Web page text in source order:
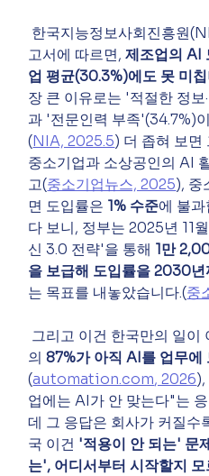
한국지능정보사회진흥원
고서에 따르면, 제조업의 AI
업 평균(30.3%)에도 못 미
장 큰 이유로는 '적절한 정
과 '전문인력 부족'(34.7%)
(NIA, 2025.5) 더 좁혀 보면
중소기업과 소상공인의 AI
고(중소기업뉴스, 2025), 중
면 도입률은 1% 수준에 불
다 보니, 정부는 2025년 11
신 3.0 전략'을 통해 1만
을 보급해 도입률을 2030
는 목표를 내놓았습니다.(중
의 87%가 아직 AI를 업무에
(automation.com, 2026),
업에는 AI가 안 맞는다"는
데 그 응답은 회사가 커질
국 이건 '적용이 안 되는' 문
는', 어디서부터 시작할지 모